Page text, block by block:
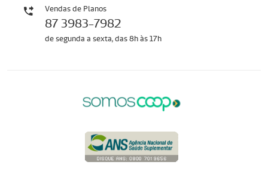
Vendas de Planos
87 3983-7982
de segunda a sexta, das 8h às 17h